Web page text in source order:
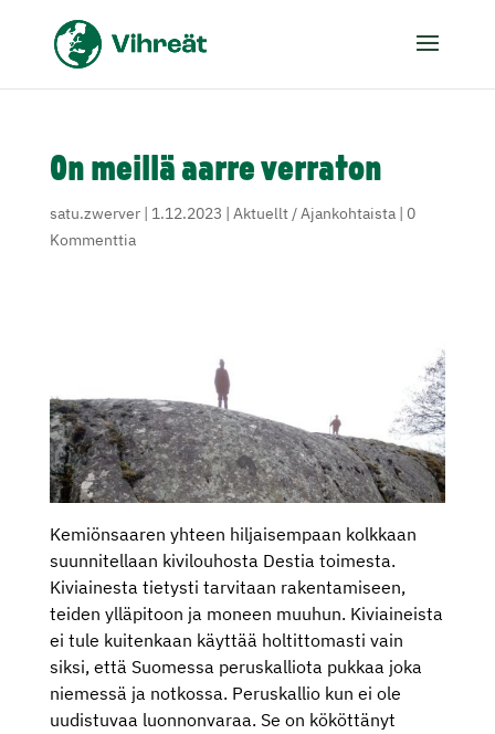
On meillä aarre verraton
satu.zwerver| 1.12.2023 | Aktuellt / Ajankohtaista| 0
Kommenttia
Kemiönsaaren yhteen hiljaisempaan kolkkaan
suunnitellaan kivilouhosta Destia toimesta.
Kiviainesta tietysti tarvitaan rakentamiseen,
teiden ylläpitoon ja moneen muuhun. Kiviaineista
ei tule kuitenkaan käyttää holtittomasti vain
siksi, että Suomessa peruskalliota pukkaa joka
niemessä ja notkossa. Peruskallio kun ei ole
uudistuvaa luonnonvaraa. Se on kököttänyt